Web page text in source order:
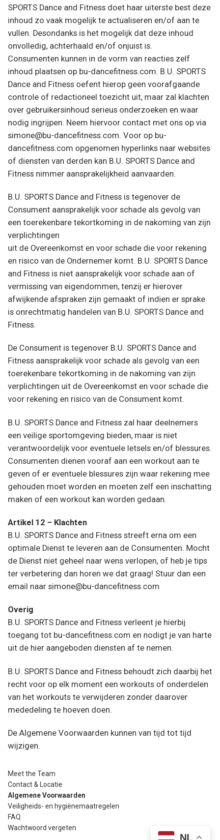
SPORTS Dance and Fitness doet haar uiterste best deze
inhoud zo vaak mogelijk te actualiseren en/of aan te
vullen. Desondanks is het mogelijk dat deze inhoud
onvolledig, achterhaald en/of onjuist is.
Consumenten kunnen in de vorm van reacties zelf
inhoud plaatsen op bu-dancefitness.com. B.U. SPORTS
Dance and Fitness oefent hierop geen voorafgaande
controle of redactioneel toezicht uit, maar zal klachten
over gebruikersinhoud serieus onderzoeken en waar
nodig ingrijpen. Neem hiervoor contact met ons op via
simone@bu-dancefitness.com. Voor op bu-
dancefitness.com opgenomen hyperlinks naar websites
of diensten van derden kan B.U. SPORTS Dance and
Fitness nimmer aansprakelijkheid aanvaarden.
B.U. SPORTS Dance and Fitness is tegenover de
Consument aansprakelijk voor schade als gevolg van
een toerekenbare tekortkoming in de nakoming van zijn
verplichtingen
uit de Overeenkomst en voor schade die voor rekening
en risico van de Ondernemer komt. B.U. SPORTS Dance
and Fitness is niet aansprakelijk voor schade aan of
vermissing van eigendommen, tenzij er hierover
afwijkende afspraken zijn gemaakt of indien er sprake
is onrechtmatig handelen van B.U. SPORTS Dance and
Fitness.
De Consument is tegenover B.U. SPORTS Dance and
Fitness aansprakelijk voor schade als gevolg van een
toerekenbare tekortkoming in de nakoming van zijn
verplichtingen uit de Overeenkomst en voor schade die
voor rekening en risico van de Consument komt.
B.U. SPORTS Dance and Fitness zal haar deelnemers
een veilige sportomgeving bieden, maar is niet
verantwoordelijk voor eventuele letsels en/of blessures.
Consumenten dienen vooraf aan een workout aan te
geven of er eventuele blessures zijn waar rekening mee
gehouden moet worden en moeten zelf een inschatting
maken of een workout kan worden gedaan.
Artikel 12 – Klachten
B.U. SPORTS Dance and Fitness streeft erna om een
optimale Dienst te leveren aan de Consumenten. Mocht
de Dienst niet geheel naar wens verlopen, of heb je tips
ter verbetering dan horen we dat graag! Stuur dan een
email naar simone@bu-dancefitness.com
Overig
B.U. SPORTS Dance and Fitness verleent je hierbij
toegang tot bu-dancefitness.com en nodigt je van harte
uit de hier aangeboden diensten af te nemen.
B.U. SPORTS Dance and Fitness behoudt zich daarbij het
recht voor op elk moment een workouts of onderdelen
van het workouts te verwijderen zonder daarover
mededeling te hoeven doen.
De Algemene Voorwaarden kunnen van tijd tot tijd
wijzigen.
Meet the Team
Contact & Locatie
Algemene Voorwaarden
Veiligheids- en hygiënemaatregelen
FAQ
Wachtwoord vergeten
NL